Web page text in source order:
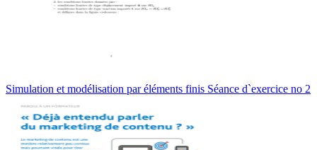
Simulation et modélisation par éléments finis Séance d`exercice no 2